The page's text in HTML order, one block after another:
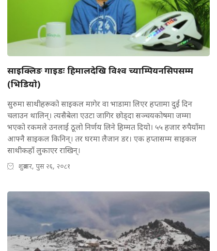
साइक्लिङ गाइडः हिमालदेखि विश्व च्याम्पियनसिपसम्म
(भिडियाे)
सुरुमा साथीहरूको साइकल मागेर वा भाडामा लिएर हप्तामा दुई दिन
चलाउन थालिन्। त्यसैबेला एउटा जागिर छोड्दा सञ्चयकोषमा जम्मा
भएको रकमले उनलाई ठूलो निर्णय लिने हिम्मत दियो। ५५ हजार रुपैयाँमा
आफ्नै साइकल किनिन्। तर घरमा लैजान डर। एक हप्तासम्म साइकल
साथीकहाँ लुकाएर राखिन्।
शुक्रबार, पुस २६, २०८१